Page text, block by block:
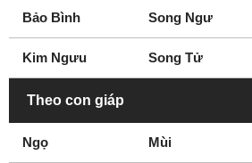
Bảo Bình Song Ngư
Kim Ngưu Song Tử
Theo con giáp
Ngọ Mùi